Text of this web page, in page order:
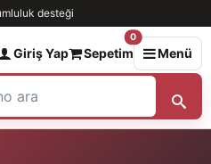
desteği
Giriş Yap Sepetim
0
Menü